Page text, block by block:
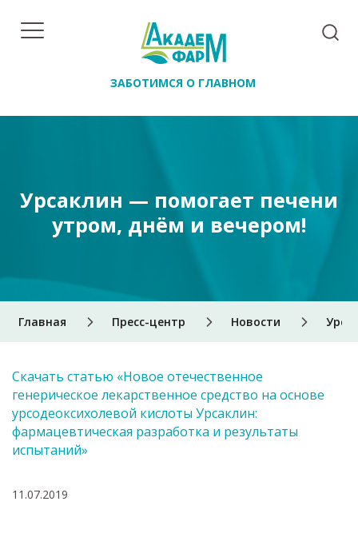
ЗАБОТИМСЯ О ГЛАВНОМ
Главная Пресс-центр Новости
Урсаклин — помогает печени
утром, днём и вечером!
Скачать статью «Новое отечественное
генерическое лекарственное средство на основе
урсодеоксихолевой кислоты Урсаклин:
фармацевтическая разработка и результаты
испытаний»
11.07.2019